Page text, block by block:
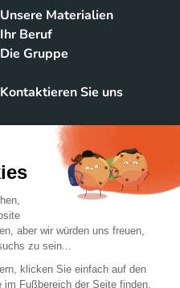
Unsere Materialien
Ihr Beruf
Die Gruppe
Kontaktieren Sie uns